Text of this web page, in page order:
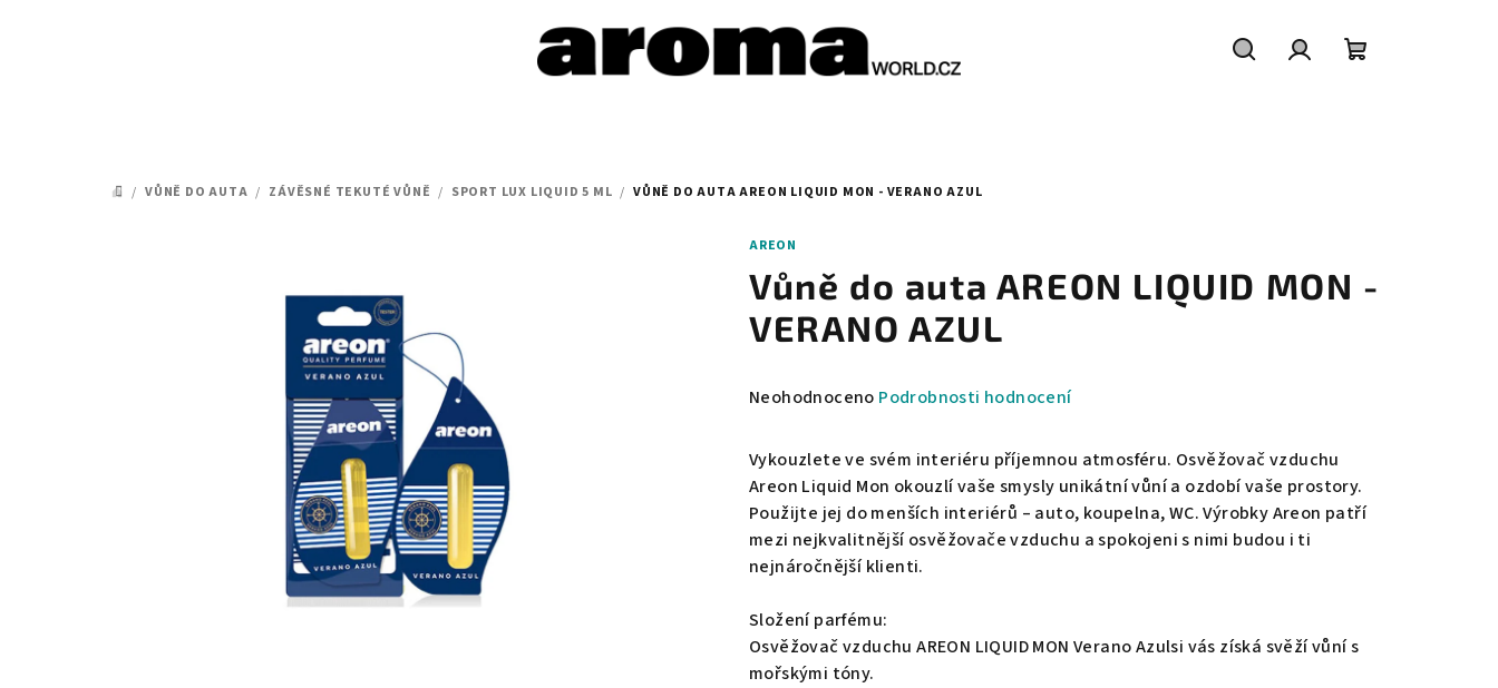
DOMŮ
/ VŮNĚ DO AUTA / ZÁVĚSNÉ TEKUTÉ VŮNĚ / SPORT LUX LIQUID 5 ML / VŮNĚ DO AUTA AREON LIQUID MON - VERANO AZUL
AREON
Vůně do auta AREON LIQUID MON -
VERANO AZUL
Průměrné
produktu
je
0,0
hvězdiček.
Neohodnoceno Podrobnosti hodnocení
Vykouzlete ve svém interiéru příjemnou atmosféru. Osvěžovač vzduchu
Areon Liquid Mon okouzlí vaše smysly unikátní vůní a ozdobí vaše prostory.
Použijte jej do menších interiérů – auto, koupelna, WC. Výrobky Areon patří
mezi nejkvalitnější osvěžovače vzduchu a spokojeni s nimi budou i ti
nejnáročnější klienti.
Složení parfému:
Osvěžovač vzduchu AREON LIQUID MON Verano Azulsi vás získá svěží vůní s
mořskými tóny.